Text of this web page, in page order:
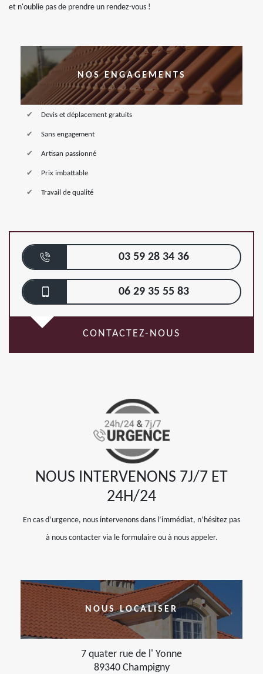
et n'oublie pas de prendre un rendez-vous !
NOS ENGAGEMENTS
Devis et déplacement gratuits
Sans engagement
Artisan passionné
Prix imbattable
Travail de qualité
03 59 28 34 36
06 29 35 55 83
CONTACTEZ-NOUS
NOUS INTERVENONS 7J/7 ET
24H/24
En cas d’urgence, nous intervenons dans l’immédiat, n’hésitez pas
à nous contacter via le formulaire ou à nous appeler.
NOUS LOCALISER
7 quater rue de l' Yonne
89340 Champigny